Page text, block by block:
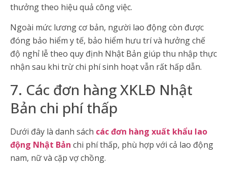
thưởng theo hiệu quả công việc.
Ngoài mức lương cơ bản, người lao động còn được
đóng bảo hiểm y tế, bảo hiểm hưu trí và hưởng chế
độ nghỉ lễ theo quy định Nhật Bản giúp thu nhập thực
nhận sau khi trừ chi phí sinh hoạt vẫn rất hấp dẫn.
7. Các đơn hàng XKLĐ Nhật
Bản chi phí thấp
Dưới đây là danh sách các đơn hàng xuất khẩu lao
động Nhật Bản chi phí thấp, phù hợp với cả lao động
nam, nữ và cặp vợ chồng.